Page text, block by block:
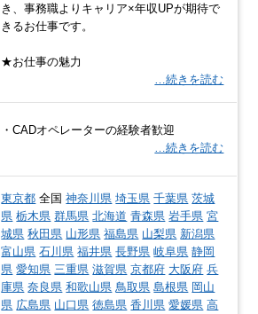
き、事務職よりキャリア×年収UPが期待で
きるお仕事です。
★お仕事の魅力
…続きを読む
・CADオペレーターの経験者歓迎
…続きを読む
東京都 全国神奈川県 埼玉県 千葉県 茨城
県 栃木県 群馬県 北海道 青森県 岩手県 宮
城県 秋田県 山形県 福島県 山梨県 新潟県
富山県 石川県 福井県 長野県 岐阜県 静岡
県 愛知県 三重県 滋賀県 京都府 大阪府 兵
庫県 奈良県 和歌山県 鳥取県 島根県 岡山
県 広島県 山口県 徳島県 香川県 愛媛県 高